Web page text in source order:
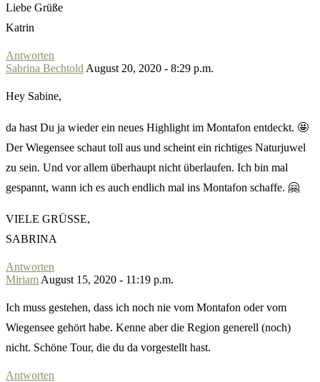
Liebe Grüße
Katrin
Antworten
Sabrina Bechtold August 20, 2020 - 8:29 p.m.
Hey Sabine,
da hast Du ja wieder ein neues Highlight im Montafon entdeckt. 🤩
Der Wiegensee schaut toll aus und scheint ein richtiges Naturjuwel
zu sein. Und vor allem überhaupt nicht überlaufen. Ich bin mal
gespannt, wann ich es auch endlich mal ins Montafon schaffe. 🤗
VIELE GRÜSSE,
SABRINA
Antworten
Miriam August 15, 2020 - 11:19 p.m.
Ich muss gestehen, dass ich noch nie vom Montafon oder vom
Wiegensee gehört habe. Kenne aber die Region generell (noch)
nicht. Schöne Tour, die du da vorgestellt hast.
Antworten